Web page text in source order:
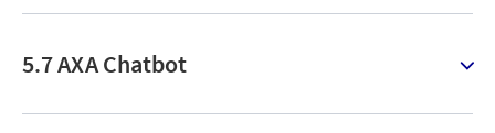
5.7 AXA Chatbot